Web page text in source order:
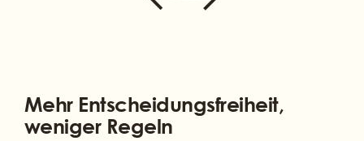
Mehr Entscheidungsfreiheit,
weniger Regeln